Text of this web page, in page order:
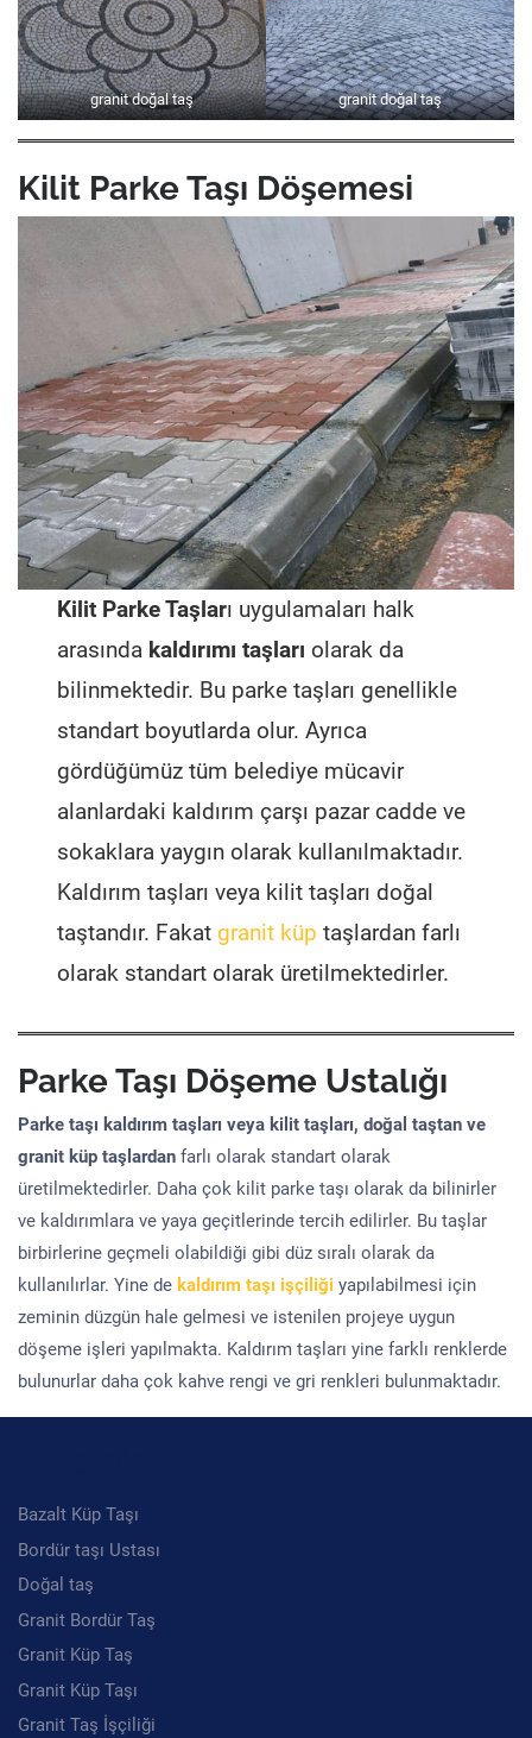
granit doğal taş granit doğal taş
Kilit Parke Taşı Döşemesi
Kilit Parke Taşları uygulamaları halk
arasında kaldırımı taşları olarak da
bilinmektedir. Bu parke taşları genellikle
standart boyutlarda olur. Ayrıca
gördüğümüz tüm belediye mücavir
alanlardaki kaldırım çarşı pazar cadde ve
sokaklara yaygın olarak kullanılmaktadır.
Kaldırım taşları veya kilit taşları doğal
taştandır. Fakat granit küp taşlardan farlı
olarak standart olarak üretilmektedirler.
Parke Taşı Döşeme Ustalığı
Parke taşı kaldırım taşları veya kilit taşları, doğal taştan ve
granit küp taşlardan farlı olarak standart olarak
üretilmektedirler. Daha çok kilit parke taşı olarak da bilinirler
ve kaldırımlara ve yaya geçitlerinde tercih edilirler. Bu taşlar
birbirlerine geçmeli olabildiği gibi düz sıralı olarak da
kullanılırlar. Yine de kaldırım taşı işçiliği yapılabilmesi için
zeminin düzgün hale gelmesi ve istenilen projeye uygun
döşeme işleri yapılmakta. Kaldırım taşları yine farklı renklerde
bulunurlar daha çok kahve rengi ve gri renkleri bulunmaktadır.
Bazalt Küp Taşı
Bordür taşı Ustası
Doğal taş
Granit Bordür Taş
Granit Küp Taş
Granit Küp Taşı
Granit Taş İşçiliği